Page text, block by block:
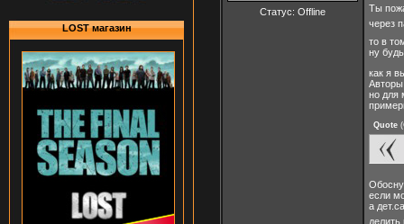
LOST магазин
Статус: Offline
Ты
через
то в
ну
как я
но для
Quote (
если
а